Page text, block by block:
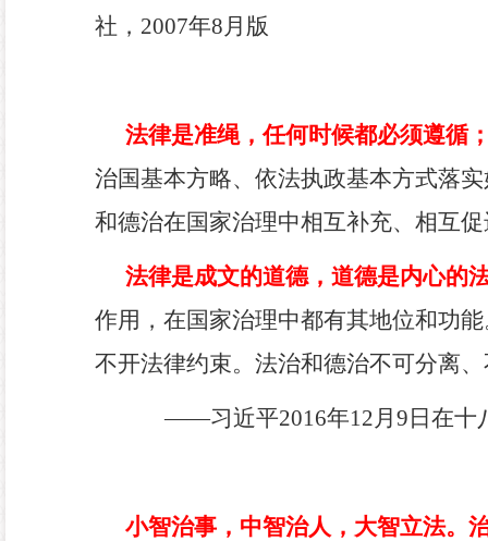
社， 2007年8月版
法律是准绳，任何时候都必须遵循
治国基本方略、依法执政基本方式落
和德治在国家治理中相互补充、相互
法律是成文的道德，道德是内心的
作用，在国家治理中都有其地位和功
不开法律约束。法治和德治不可分离
——习近平2016年12月 9 日在十
小智治事，中智治人，大智立法。